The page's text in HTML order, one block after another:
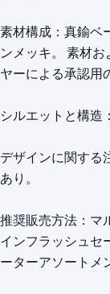
素材構成：真鍮ベ
ンメッキ。 素材
ヤーによる承認用
シルエットと構造
デザインに関する
あり。
推奨販売方法：マ
インフラッシュセ
ーターアソートメ